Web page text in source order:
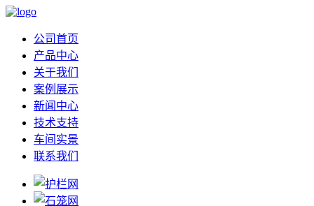
公司首页
产品中心
关于我们
案例展示
新闻中心
技术支持
车间实景
联系我们